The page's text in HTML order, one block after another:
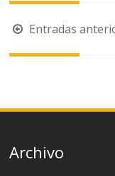
Navegación
de
Entradas
Archivo